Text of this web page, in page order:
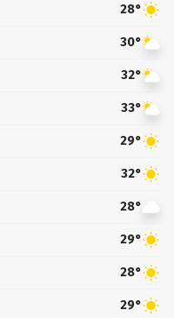
28°
30°
32°
33°
29°
32°
28°
29°
28°
29°